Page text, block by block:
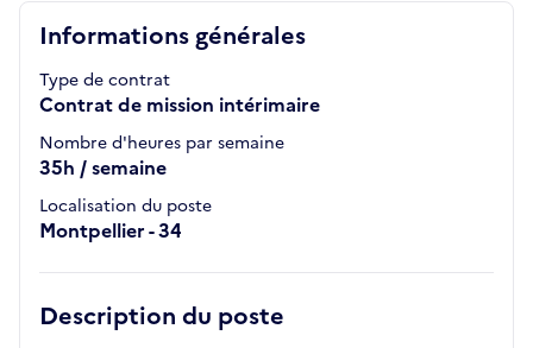
Informations générales
Type de contrat
Contrat de mission intérimaire
Nombre d'heures par semaine
35h / semaine
Localisation du poste
Montpellier - 34
Description du poste